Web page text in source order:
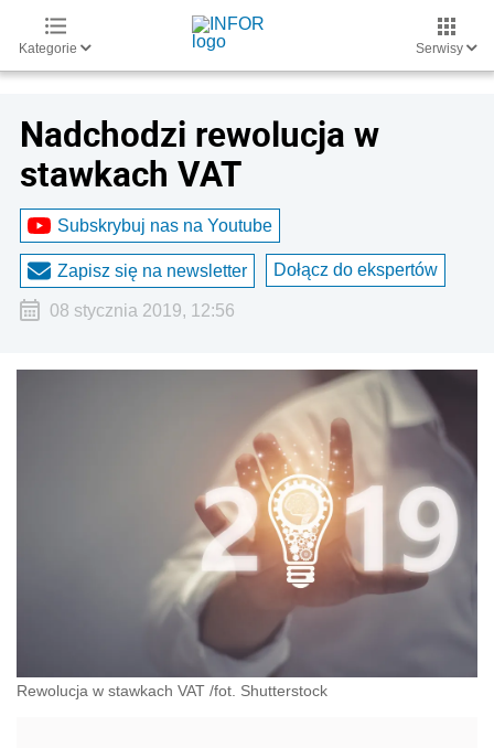
Kategorie Serwisy
Nadchodzi rewolucja w
stawkach VAT
Subskrybuj nas na Youtube
Zapisz się na newsletter Dołącz do ekspertów
08 stycznia 2019, 12:56
Rewolucja w stawkach VAT /fot. Shutterstock